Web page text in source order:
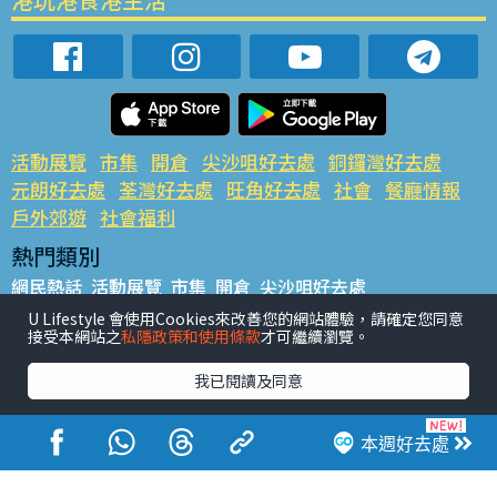
本週好去處
活動展覽 市集 開倉 尖沙咀好去處 銅鑼灣好去處
元朗好去處 荃灣好去處 旺角好去處 社會 餐廳情報
戶外郊遊 社會福利
熱門類別
網民熱話 活動展覽 市集 開倉 尖沙咀好去處
銅鑼灣好去處 元朗好去處 荃灣好去處 旺角好去處 社會
餐廳情報 戶外郊遊
熱門標籤
#UGO搵好去處 #人氣活動推介 #美食社群熱話
#親子玩樂好去處
#ULifestyle應用程式
#限時搶
#UJetso禮物放送
#ULifestyle商戶中心 #著數 #網絡熱話
U Lifestyle 會使用Cookies來改善您的網站體驗，請確定您同意
接受本網站之私隱政策和使用條款才可繼續瀏覽。
我已閱讀及同意